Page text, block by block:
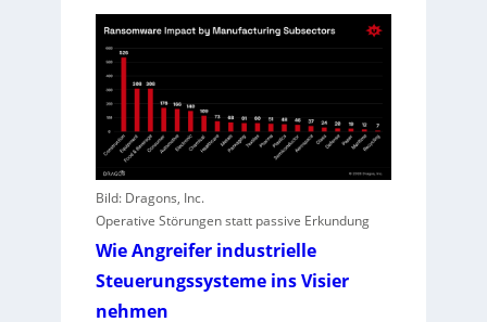
t
t
n
g
i
o
l
i
e
c
o
r
f
I
t
e
i
Bild: Dragons, Inc.
Operative Störungen statt passive Erkundung
Wie Angreifer industrielle
Steuerungssysteme ins Visier
nehmen